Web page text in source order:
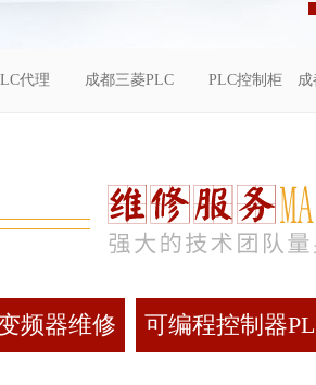
代理 成都三菱PLC PLC控制柜
频器维修 可编程控制器